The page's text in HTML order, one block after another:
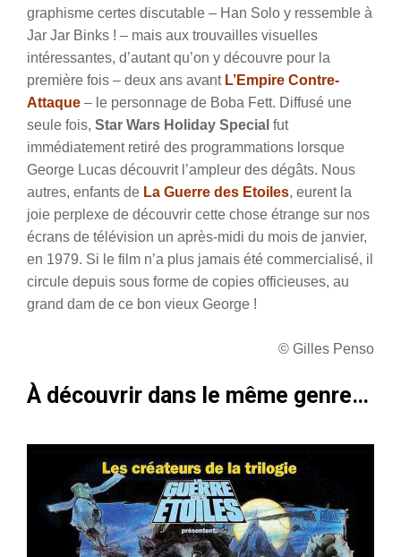
graphisme certes discutable – Han Solo y ressemble à
Jar Jar Binks ! – mais aux trouvailles visuelles
intéressantes, d’autant qu’on y découvre pour la
première fois – deux ans avant L’Empire Contre-
Attaque – le personnage de Boba Fett. Diffusé une
seule fois, Star Wars Holiday Special fut
immédiatement retiré des programmations lorsque
George Lucas découvrit l’ampleur des dégâts. Nous
autres, enfants de La Guerre des Etoiles, eurent la
joie perplexe de découvrir cette chose étrange sur nos
écrans de télévision un après-midi du mois de janvier,
en 1979. Si le film n’a plus jamais été commercialisé, il
circule depuis sous forme de copies officieuses, au
grand dam de ce bon vieux George !
© Gilles Penso
À découvrir dans le même genre…